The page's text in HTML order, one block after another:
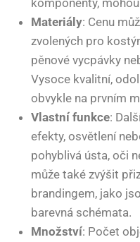
Materiály: Cenu
zvolených pro
pěnové vycpávky
Vysoce kvalitní,
obvykle na prvním
Vlastní funkce:
efekty, osvětlení
pohyblivá ústa, oči
může také zvýšit
brandingem, jako
barevná schémata.
Množství: Počet